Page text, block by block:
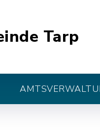
Tarp